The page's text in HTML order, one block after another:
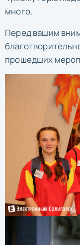
много.
Перед вашим
прошедших